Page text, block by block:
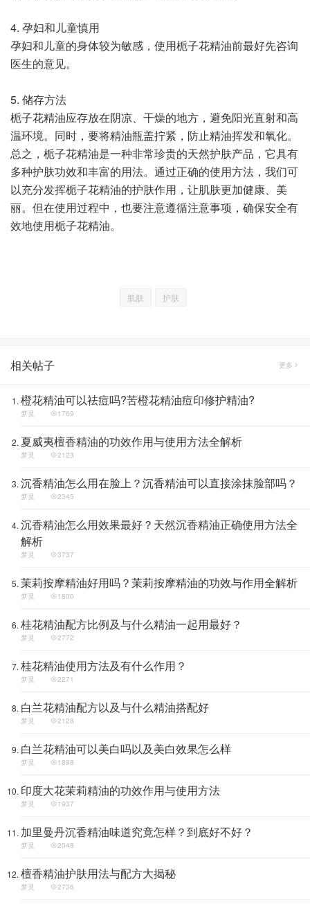
4. 孕妇和儿童慎用
孕妇和儿童的身体较为敏感，使用栀子花精油前最好先咨询
医生的意见。
5. 储存方法
栀子花精油应存放在阴凉、干燥的地方，避免阳光直射和高
温环境。同时，要将精油瓶盖拧紧，防止精油挥发和氧化。
总之，栀子花精油是一种非常珍贵的天然护肤产品，它具有
多种护肤功效和丰富的用法。通过正确的使用方法，我们可
以充分发挥栀子花精油的护肤作用，让肌肤更加健康、美
丽。但在使用过程中，也要注意遵循注意事项，确保安全有
效地使用栀子花精油。
肌肤 护肤
相关帖子 更多
橙花精油可以祛痘吗?苦橙花精油痘印修护精油?
梦灵 1769
夏威夷檀香精油的功效作用与使用方法全解析
梦灵 2123
沉香精油怎么用在脸上？沉香精油可以直接涂抹脸部吗？
梦灵 2345
沉香精油怎么用效果最好？天然沉香精油正确使用方法全
解析
梦灵 3737
茉莉按摩精油好用吗？茉莉按摩精油的功效与作用全解析
梦灵 1800
桂花精油配方比例及与什么精油一起用最好？
梦灵 2772
桂花精油使用方法及有什么作用？
梦灵 2271
白兰花精油配方以及与什么精油搭配好
梦灵 2128
白兰花精油可以美白吗以及美白效果怎么样
梦灵 1898
印度大花茉莉精油的功效作用与使用方法
梦灵 1937
加里曼丹沉香精油味道究竟怎样？到底好不好？
梦灵 2048
檀香精油护肤用法与配方大揭秘
梦灵 2736